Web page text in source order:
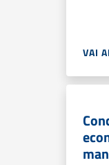
VAI